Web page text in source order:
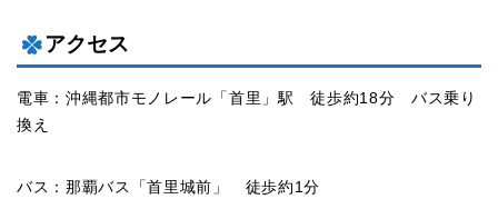
アクセス
電車：沖縄都市モノレール「首里」駅 徒歩約18分 バス乗り
換え
バス：那覇バス「首里城前」 徒歩約1分